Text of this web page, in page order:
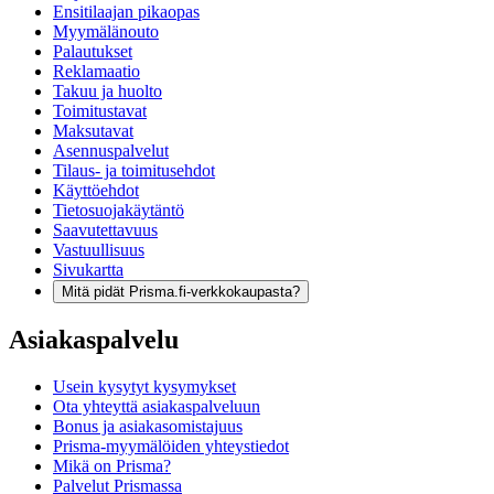
Ensitilaajan pikaopas
Myymälänouto
Palautukset
Reklamaatio
Takuu ja huolto
Toimitustavat
Maksutavat
Asennuspalvelut
Tilaus- ja toimitusehdot
Käyttöehdot
Tietosuojakäytäntö
Saavutettavuus
Vastuullisuus
Sivukartta
Mitä pidät Prisma.fi-verkkokaupasta?
Asiakaspalvelu
Usein kysytyt kysymykset
Ota yhteyttä asiakaspalveluun
Bonus ja asiakasomistajuus
Prisma-myymälöiden yhteystiedot
Mikä on Prisma?
Palvelut Prismassa